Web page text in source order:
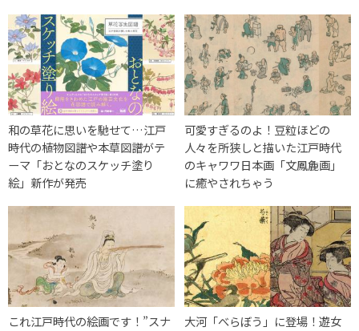
和の草花に思いを馳せて…江戸
時代の植物図譜や本草図譜がテ
ーマ「おとなのスケッチ塗り
絵」新作が発売
可愛すぎるのよ！豆粒ほどの
人々を所狭しと描いた江戸時代
のキャワワ日本画「文鳳麁画」
に癒やされちゃう
これ江戸時代の絵画です！”スナ
大河「べらぼう」に登場！遊女